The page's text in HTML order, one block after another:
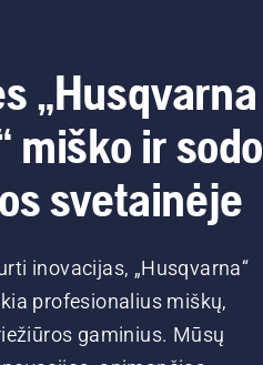
„Husqvarna
miško ir sodo
svetainėje
inovacijas, „Husqvarna“
profesionalius miškų,
gaminius. Mūsų